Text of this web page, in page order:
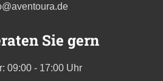
Sie gern
09:00 - 17:00 Uhr